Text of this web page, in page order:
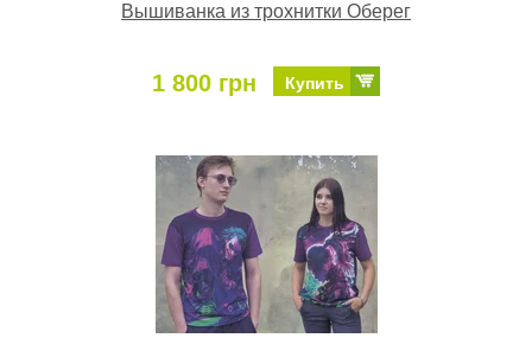
Вышиванка из трохнитки Оберег
1 800 грн Купить